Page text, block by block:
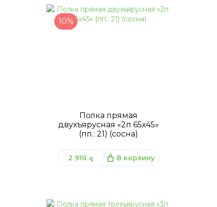
10%
Полка прямая
двухъярусная «2п 65х45»
(пп.: 21) (сосна)
2 910 q В корзину